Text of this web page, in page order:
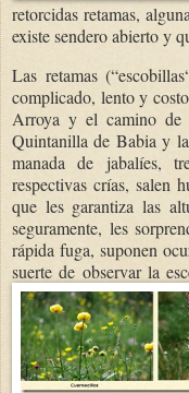
retorcidas retamas,
existe sendero abierto y
Las retamas
complicado, lento y
Arroya y el camino de
Quintanilla de Babia y
manada de jabalíes,
respectivas crías, salen
que les garantiza las
seguramente, les
rápida fuga, suponen
suerte de observar la